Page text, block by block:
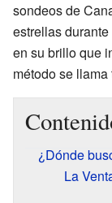
sondeos de
estrellas
en su brillo que
método se llama
¿Dónde
La